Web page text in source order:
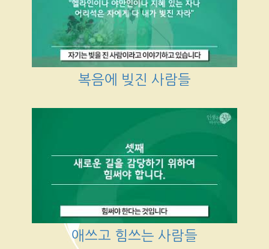
복음에 빚진 사람들
애쓰고 힘쓰는 사람들